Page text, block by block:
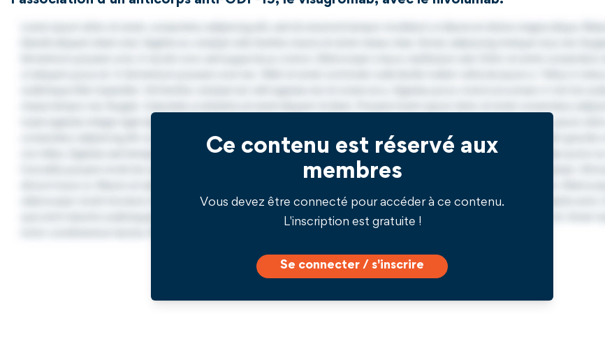
Ce contenu est réservé aux
membres
Vous devez être connecté pour accéder à ce contenu.
L'inscription est gratuite !
Se connecter / s'inscrire